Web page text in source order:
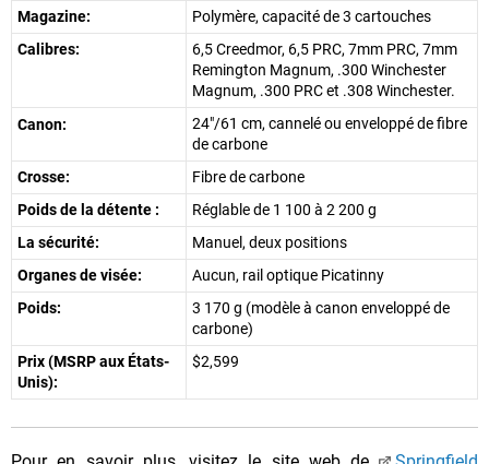
Magazine:
Polymère, capacité de 3 cartouches
Calibres:
6,5 Creedmor, 6,5 PRC, 7mm PRC, 7mm
Remington Magnum, .300 Winchester
Magnum, .300 PRC et .308 Winchester.
Canon:
24"/61 cm, cannelé ou enveloppé de fibre
de carbone
Crosse:
Fibre de carbone
Poids de la détente :
Réglable de 1 100 à 2 200 g
La sécurité:
Manuel, deux positions
Organes de visée:
Aucun, rail optique Picatinny
Poids:
3 170 g (modèle à canon enveloppé de
carbone)
Prix (MSRP aux États-
Unis):
$2,599